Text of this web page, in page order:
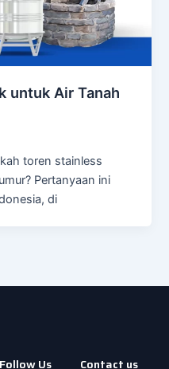
untuk Air Tanah
toren stainless
Pertanyaan ini
di
Follow Us Contact us